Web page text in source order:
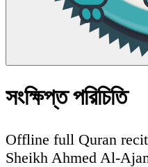
সংক্ষিপ্ত পরিচিতি
Offline full Quran
Sheikh Ahmed Al-